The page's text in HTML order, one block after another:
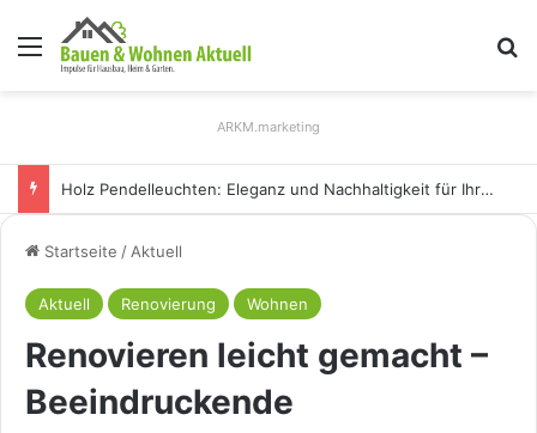
Menü
ARKM.marketing
Holz Pendelleuchten: Eleganz und Nachhaltigkeit für Ihr Zuhause
Startseite / Aktuell
Aktuell Renovierung Wohnen
Renovieren leicht gemacht –
Beeindruckende